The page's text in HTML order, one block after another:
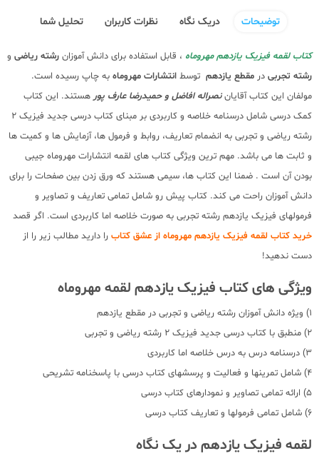
توضیحات دریک نگاه نظرات کاربران تحلیل شما
کتاب لقمه فیزیک یازدهم مهروماه ، قابل استفاده برای دانش آموزان رشته ریاضی و
رشته تجربی در مقطع یازدهم توسط انتشارات مهروماه به چاپ رسیده است.
مولفان این کتاب آقایاننصراله افاضل و حمیدرضا عارف پورهستند. این کتاب
کمک درسی شامل درسنامه خلاصه و کاربردی بر مبنای کتاب درسی جدید فیزیک 2
رشته ریاضی و تجربی به انضمام تعاریف، روابط و فرمول ها، آزمایش ها و کمیت ها
و ثابت ها می باشد. مهم ترین ویژگی کتاب های لقمه انتشارات مهروماه جیبی
بودن آن است . ضمنا این کتاب ها، سیمی هستند که ورق زدن بین صفحات را برای
دانش آموزان راحت می کند. کتاب پیش رو شامل تمامی تعاریف و تصاویر و
فرمولهای فیزیک یازدهم رشته تجربی به صورت خلاصه اما کاربردی است. اگر قصد
خرید کتاب لقمه فیزیک یازدهم مهروماه از عشق کتاب را دارید مطالب زیر را از
دست ندهید!
ویژگی های کتاب فیزیک یازدهم لقمه مهروماه
1) ویژه دانش آموزان رشته ریاضی و تجربی در مقطع یازدهم
2) منطبق با کتاب درسی جدید فیزیک 2 رشته ریاضی و تجربی
3) درسنامه درس به درس خلاصه اما کاربردی
4) شامل تمرینها و فعالیت و پرسشهای کتاب درسی با پاسخنامه تشریحی
5) ارائه تمامی تصاویر و نمودارهای کتاب درسی
6) شامل تمامی فرمولها و تعاریف کتاب درسی
لقمه فیزیک یازدهم در یک نگاه